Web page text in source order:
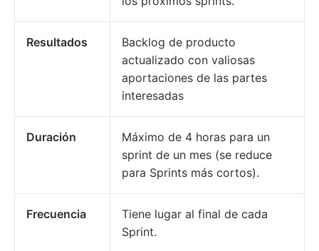
Resultados
Backlog de producto
actualizado con valiosas
aportaciones de las partes
interesadas
Duración
Máximo de 4 horas para un
sprint de un mes (se reduce
para Sprints más cortos).
Frecuencia
Tiene lugar al final de cada
Sprint.